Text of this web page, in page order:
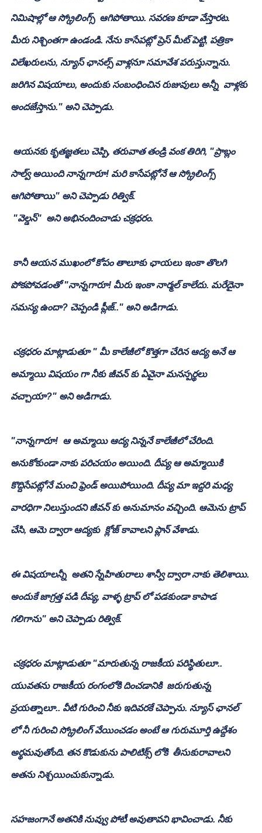
నిమిషాల్లో ఆ స్క్రోలింగ్స్  ఆగిపోతాయి. సవరణ కూడా వేస్తారట.
మీరు నిశ్చింతగా ఉండండి. నేను కాసేపట్లో ప్రెస్ మీట్ పెట్టి, పత్రికా
విలేఖరులను, న్యూస్ ఛానల్స్ వాళ్లనూ సమావేశ పరుస్తున్నాను.
జరిగిన విషయాలు, అందుకు సంబంధించిన రుజువులు అన్నీ  వాళ్లకు
అందజేస్తాను." అని చెప్పాడు.
సాల్వ్ అయింది నాన్నగారూ! మరి కాసేపట్లోనే ఆ స్క్రోలింగ్స్
ఆగిపోతాయి" అని చెప్పాడు రిత్విక్.
"వెల్డన్"  అని అభినందించాడు చక్రధరం.
పోకపోవడంతో "నాన్నగారూ! మీరు ఇంకా నార్మల్ కాలేదు. మరేదైనా
సమస్య ఉందా? చెప్పండి ప్లీజ్.." అని అడిగాడు.
అమ్మాయి విషయం గా నీకు జీవన్ కు ఏవైనా మనస్పర్థలు
వచ్చాయా?" అని అడిగాడు.
"నాన్నగారూ!  ఆ అమ్మాయి ఆద్య నిన్ననే కాలేజీలో చేరింది.
అనుకోకుండా నాకు పరిచయం అయింది. దీప్య ఆ అమ్మాయికి
కొద్దిసేపట్లోనే మంచి ఫ్రెండ్ అయిపోయింది. దీప్య మా ఇద్దరి మధ్య
వారధిగా నిలుస్తుందని జీవన్ కు అనుమానం వచ్చింది. ఆమెను ట్రాప్
చేసి, ఆమె ద్వారా ఆద్యకు  క్లోజ్ కావాలని ప్లాన్ వేశాడు.
ఈ విషయాలన్నీ  అతని స్నేహితురాలు శాన్వీ ద్వారా నాకు తెలిశాయి.
అందుకే జాగ్రత్త పడి దీప్య, వాళ్ళ ట్రాప్ లో పడకుండా కాపాడ
గలిగాను" అని చెప్పాడు రిత్విక్.
యువతను రాజకీయ రంగంలోకి దించడానికి  జరుగుతున్న
ప్రయత్నాలూ.. వీటి గురించి నీకు ఇదివరకే చెప్పాను. న్యూస్ ఛానల్
లో నీ గురించి స్క్రోలింగ్ వేయించడం అంటే ఆ గురుమూర్తి ఉద్దేశం
అర్థమవుతోంది. తన కొడుకును పాలిటిక్స్ లోకి  తీసుకురావాలని
అతను నిశ్చయించుకున్నాడు.
సహజంగానే అతనికి నువ్వు పోటీ అవుతావని భావించాడు. నీకు